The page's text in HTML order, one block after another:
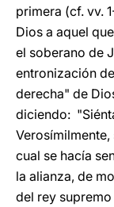
primera (cf. vv.
Dios a aquel
el soberano de
entronización
derecha" de
diciendo:
Verosímilmente,
cual se hacía
la alianza, de
del rey supremo